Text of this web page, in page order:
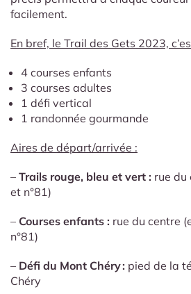
facilement.
En bref, le Trail des Gets 2023,
4 courses enfants
3 courses adultes
1 défi vertical
1 randonnée gourmande
Aires de départ/arrivée :
– Trails rouge, bleu et vert : rue du
et n°81)
– Courses enfants : rue du centre
n°81)
– Défi du Mont Chéry : pied de la
Chéry